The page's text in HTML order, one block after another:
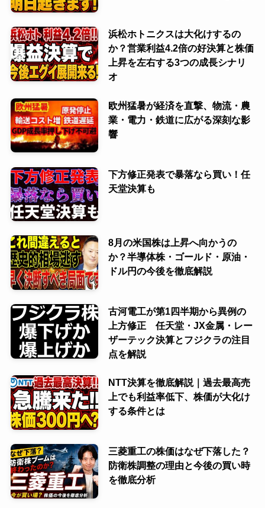
浜松ホトニクスは大化けするの
か？営業利益4.2倍の好決算と株価
上昇を左右する3つの成長シナリ
オ
欧州猛暑が経済を直撃、物流・農
業・電力・鉄道に広がる深刻な影
響
下方修正発表で暴落なら買い！任
天堂決算も
8月の米国株は上昇へ向かうの
か？半導体株・ゴールド・原油・
ドル円の今後を徹底解説
古河電工が第1四半期から異例の
上方修正 任天堂・JX金属・レー
ザーテック決算とフジクラの注目
点を解説
NTT決算を徹底解説｜過去最高売
上でも利益率低下、株価が大化け
する条件とは
三菱重工の株価はなぜ下落した？
防衛株調整の理由と今後の買い時
を徹底分析